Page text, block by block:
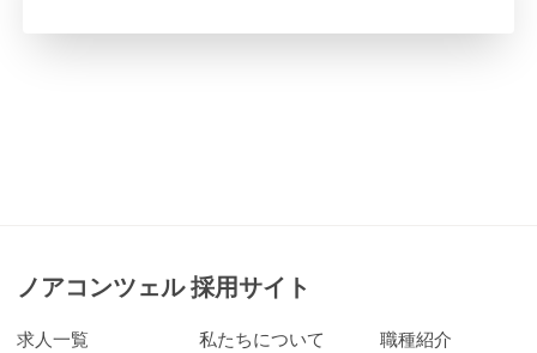
ノアコンツェル 採用サイト
求人一覧 私たちについて
職種紹介